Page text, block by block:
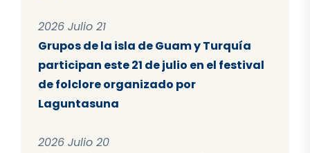
2026 Julio 21
Grupos de la isla de Guam y Turquía
participan este 21 de julio en el festival
de folclore organizado por
Laguntasuna
2026 Julio 20